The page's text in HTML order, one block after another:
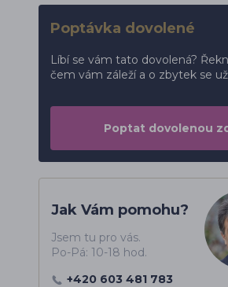
Poptávka dovolené
Líbí se vám tato dovolená?
čem vám záleží a o zbytek se
Poptat dovolenou
Jak Vám pomohu?
Jsem tu pro vás.
Po-Pá: 10-18 hod.
+420 603 481 783